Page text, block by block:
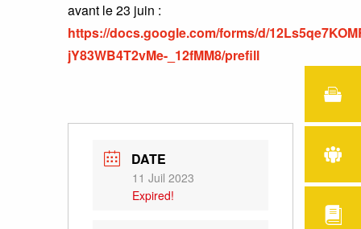
avant le 23 juin :
https://docs.google.com/forms/d/
jY83WB4T2vMe-_12fMM8/prefill
DATE
11 Juil 2023
Expired!